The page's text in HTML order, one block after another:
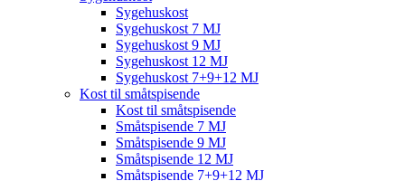
Sygehuskost
Sygehuskost 7 MJ
Sygehuskost 9 MJ
Sygehuskost 12 MJ
Sygehuskost 7+9+12 MJ
Kost til småtspisende
Kost til småtspisende
Småtspisende 7 MJ
Småtspisende 9 MJ
Småtspisende 12 MJ
Småtspisende 7+9+12 MJ